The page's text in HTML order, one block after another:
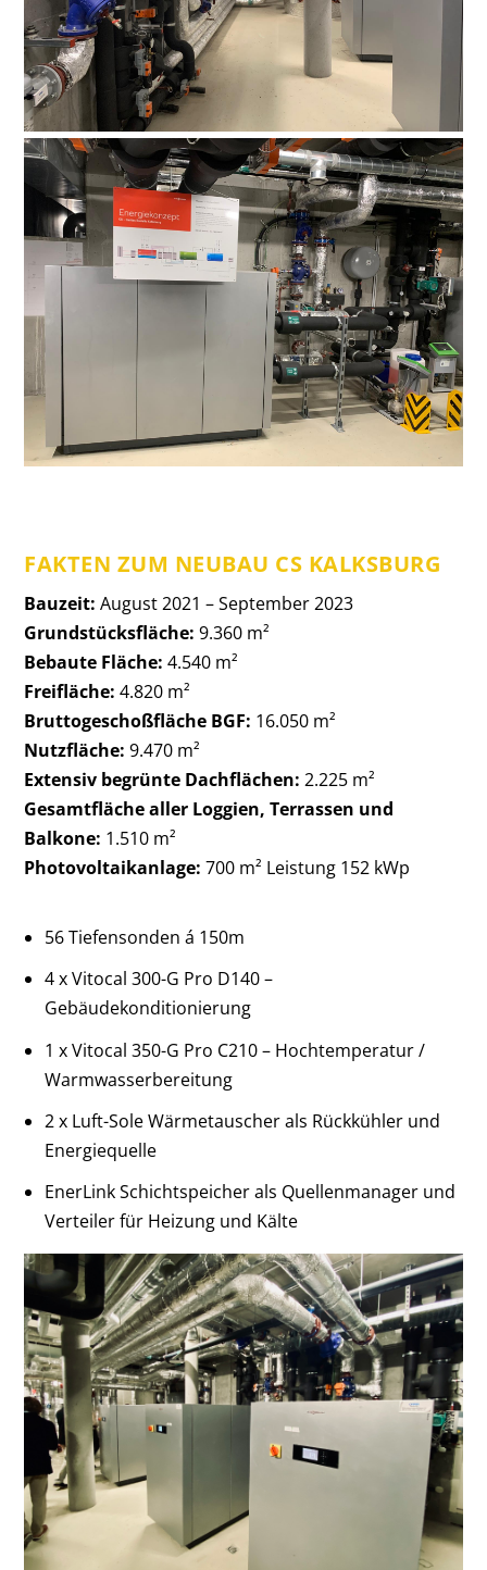
FAKTEN ZUM NEUBAU CS KALKSBURG
Bauzeit: August 2021 – September 2023
Grundstücksfläche: 9.360 m²
Bebaute Fläche: 4.540 m²
Freifläche: 4.820 m²
Bruttogeschoßfläche BGF: 16.050 m²
Nutzfläche: 9.470 m²
Extensiv begrünte Dachflächen: 2.225 m²
Gesamtfläche aller Loggien, Terrassen und
Balkone: 1.510 m²
Photovoltaikanlage: 700 m² Leistung 152 kWp
56 Tiefensonden á 150m
4 x Vitocal 300-G Pro D140 –
Gebäudekonditionierung
1 x Vitocal 350-G Pro C210 – Hochtemperatur /
Warmwasserbereitung
2 x Luft-Sole Wärmetauscher als Rückkühler und
Energiequelle
EnerLink Schichtspeicher als Quellenmanager und
Verteiler für Heizung und Kälte